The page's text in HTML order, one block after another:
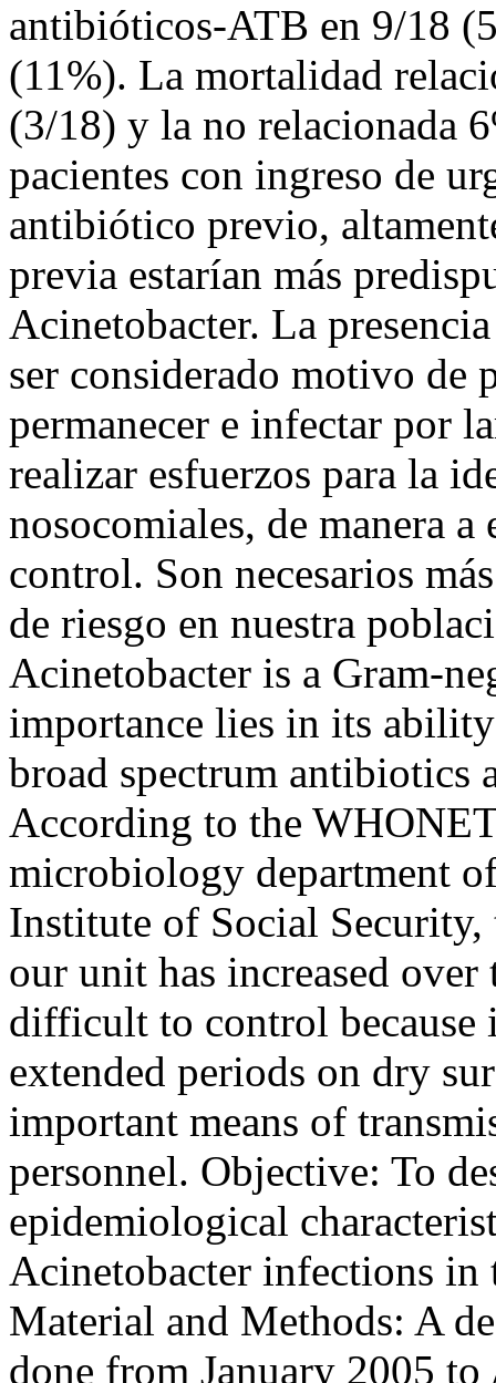
antibióticos-ATB en 9/18
(11%). La mortalidad
(3/18) y la no relacionada
pacientes con ingreso de
antibiótico previo,
previa estarían más
Acinetobacter. La
ser considerado motivo de
permanecer e infectar por
realizar esfuerzos para la
nosocomiales, de manera a
control. Son necesarios
de riesgo en nuestra
Acinetobacter is a Gram-
importance lies in its
broad spectrum antibiotics
According to the
microbiology department
Institute of Social
our unit has increased
difficult to control
extended periods on dry
important means of
personnel. Objective: To
epidemiological
Acinetobacter infections in
Material and Methods: A
done from January 2005